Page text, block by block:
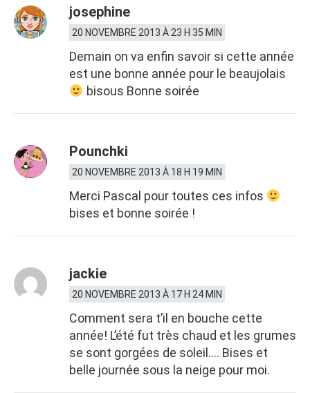
josephine
20 NOVEMBRE 2013 À 23 H 35 MIN
Demain on va enfin savoir si cette année
est une bonne année pour le beaujolais
bisous Bonne soirée
Pounchki
20 NOVEMBRE 2013 À 18 H 19 MIN
Merci Pascal pour toutes ces infos
bises et bonne soirée !
jackie
20 NOVEMBRE 2013 À 17 H 24 MIN
Comment sera t’il en bouche cette
année! L’été fut très chaud et les grumes
se sont gorgées de soleil…. Bises et
belle journée sous la neige pour moi.